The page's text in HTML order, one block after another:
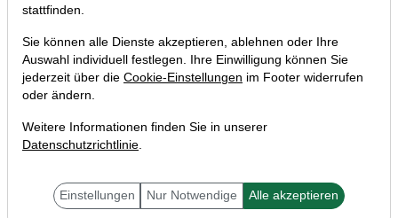
stattfinden.
Sie können alle Dienste akzeptieren, ablehnen oder Ihre
Auswahl individuell festlegen. Ihre Einwilligung können Sie
jederzeit über die Cookie-Einstellungen im Footer widerrufen
oder ändern.
Weitere Informationen finden Sie in unserer
Datenschutzrichtlinie.
Einstellungen Nur Notwendige Alle akzeptieren